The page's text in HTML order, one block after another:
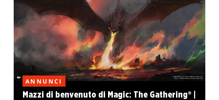
ANNUNCI
Mazzi di benvenuto di Magic: The Gathering® |